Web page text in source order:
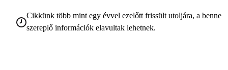
Cikkünk több mint egy évvel ezelőtt frissült utoljára, a benne
szereplő információk elavultak lehetnek.